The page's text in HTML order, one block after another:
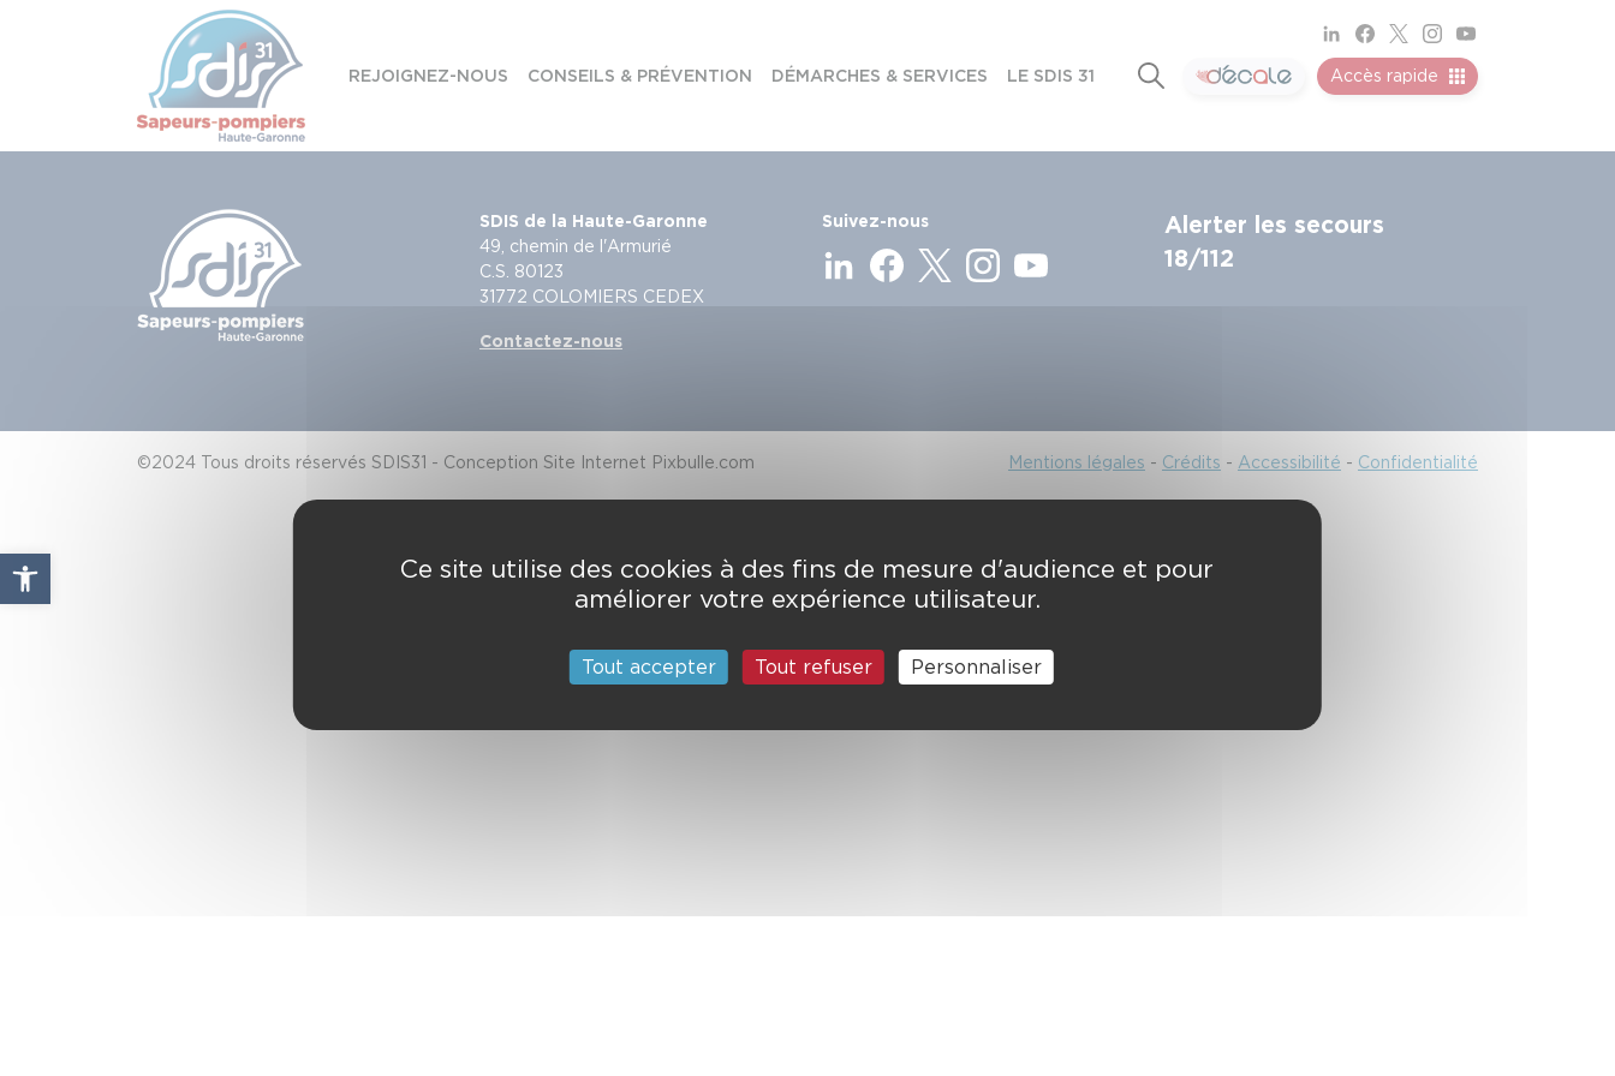
Ouvrir la barre d’outils
REJOIGNEZ-NOUS CONSEILS & PRÉVENTION DÉMARCHES & SERVICES LE SDIS 31 Accès rapide
SDIS de la Haute-Garonne
49, chemin de l'Armurié
C.S. 80123
31772 COLOMIERS CEDEX
Contactez-nous
Suivez-nous
Alerter les secours
18/112
©2024 Tous droits réservés SDIS31 - Conception Site Internet Pixbulle.com Mentions légales - Crédits - Accessibilité - Confidentialité
Panneau de gestion des cookies
Ce site utilise des cookies à des fins de mesure d'audience et pour
améliorer votre expérience utilisateur.
Tout accepter Tout refuser Personnaliser